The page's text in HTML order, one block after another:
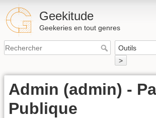
Geekitude
Geekeries en tout genres
>
Admin (admin) -
Publique